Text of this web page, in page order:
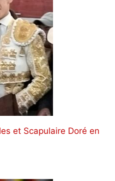
et Scapulaire Doré en